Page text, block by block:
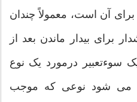
آن است، معمولاً چندان
برای بیدار ماندن بعد از
سوءتعبیر درمورد یک نوع
می شود نوعی که موجب